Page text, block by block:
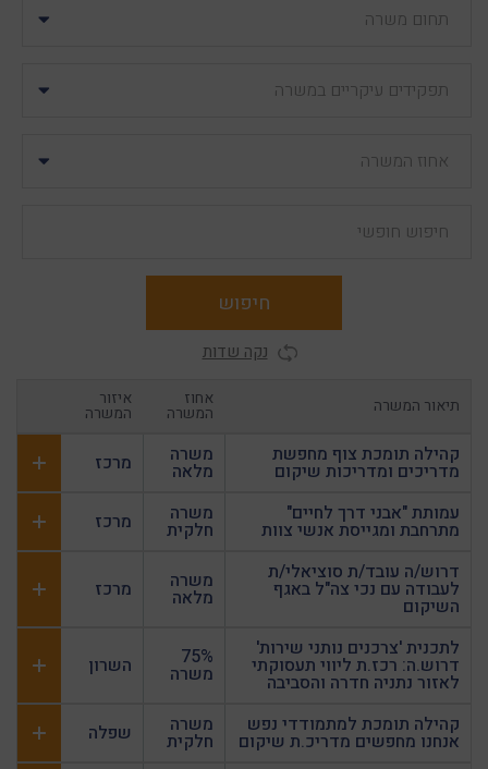
חיפוש
נקה שדות
תיאור המשרה אחוז
המשרה
איזור
המשרה
קהילה תומכת צוף מחפשת
מדריכים ומדריכות שיקום
משרה
מלאה
מרכז
עמותת "אבני דרך לחיים"
מתרחבת ומגייסת אנשי צוות
משרה
חלקית
מרכז
דרוש/ה עובד/ת סוציאלי/ת
לעבודה עם נכי צה"ל באגף
השיקום
משרה
מלאה מרכז
לתכנית 'צרכנים נותני שירות'
דרוש.ה: רכז.ת ליווי תעסוקתי
לאזור נתניה חדרה והסביבה
75%
משרה השרון
קהילה תומכת למתמודדי נפש
אנחנו מחפשים מדריכ.ת שיקום
משרה
חלקית
שפלה